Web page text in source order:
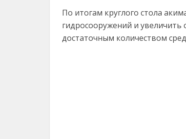
По итогам круглого стола
гидросооружений и
достаточным количеством